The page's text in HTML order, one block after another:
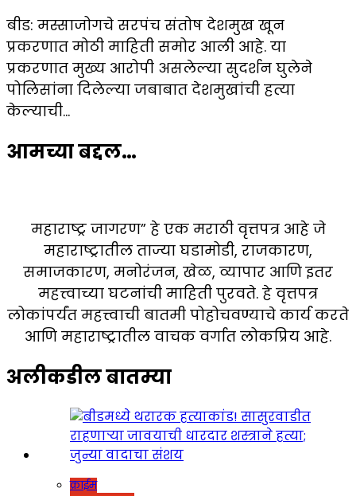
बीड: मस्साजोगचे सरपंच संतोष देशमुख खून
प्रकरणात मोठी माहिती समोर आली आहे. या
प्रकरणात मुख्य आरोपी असलेल्या सुदर्शन घुलेने
पोलिसांना दिलेल्या जबाबात देशमुखांची हत्या
केल्याची…
आमच्या बद्दल…
महाराष्ट्र जागरण” हे एक मराठी वृत्तपत्र आहे जे
महाराष्ट्रातील ताज्या घडामोडी, राजकारण,
समाजकारण, मनोरंजन, खेळ, व्यापार आणि इतर
महत्त्वाच्या घटनांची माहिती पुरवते. हे वृत्तपत्र
लोकांपर्यंत महत्त्वाची बातमी पोहोचवण्याचे कार्य करते
आणि महाराष्ट्रातील वाचक वर्गात लोकप्रिय आहे.
अलीकडील बातम्या
क्राईम